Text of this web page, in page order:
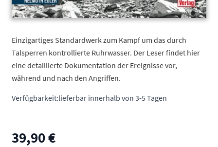
Einzigartiges Standardwerk zum Kampf um das durch
Talsperren kontrollierte Ruhrwasser. Der Leser findet hier
eine detaillierte Dokumentation der Ereignisse vor,
während und nach den Angriffen.
Verfügbarkeit:lieferbar innerhalb von 3-5 Tagen
39,90 €